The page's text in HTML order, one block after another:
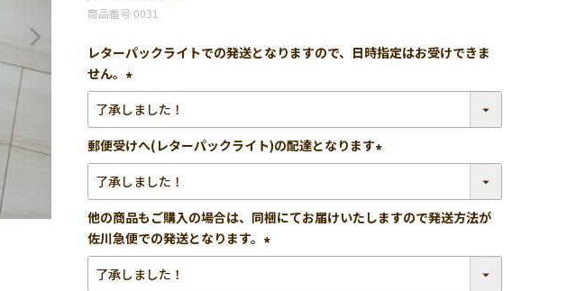
商品番号 0031
レターパックライトでの発送となりますので、日時指定はお受けできま
せん。
(必
郵便受けへ(レターパックライト)の配達となります
他の商品もご購入の場合は、同梱にてお届けいたしますので発送方法が
佐川急便での発送となります。